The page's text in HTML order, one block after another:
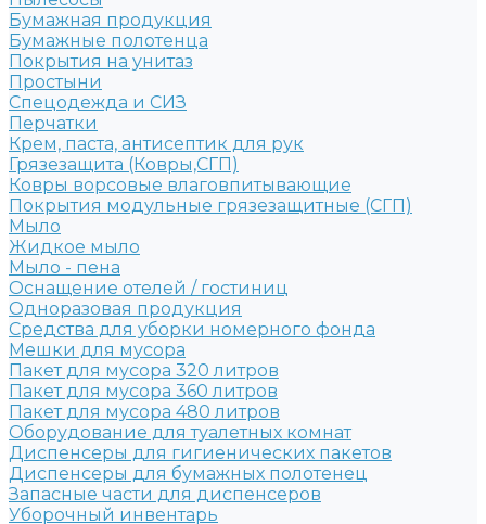
Бумажная продукция
Бумажные полотенца
Покрытия на унитаз
Простыни
Спецодежда и СИЗ
Перчатки
Крем, паста, антисептик для рук
Грязезащита (Ковры,СГП)
Ковры ворсовые влаговпитывающие
Покрытия модульные грязезащитные (СГП)
Мыло
Жидкое мыло
Мыло - пена
Оснащение отелей / гостиниц
Одноразовая продукция
Средства для уборки номерного фонда
Мешки для мусора
Пакет для мусора 320 литров
Пакет для мусора 360 литров
Пакет для мусора 480 литров
Оборудование для туалетных комнат
Диспенсеры для гигиенических пакетов
Диспенсеры для бумажных полотенец
Запасные части для диспенсеров
Уборочный инвентарь